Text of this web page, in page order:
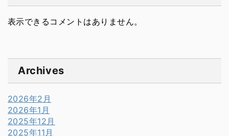
表示できるコメントはありません。
Archives
2026年2月
2026年1月
2025年12月
2025年11月